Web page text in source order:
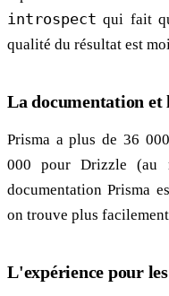
introspect qui fait
qualité du résultat est
La documentation et
Prisma a plus de 36
000 pour Drizzle (au
documentation Prisma
on trouve plus
L'expérience pour